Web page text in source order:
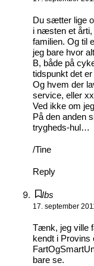
Du sætter lige
i næsten et
familien. Og til
jeg bare hvor
B, både på
tidspunkt det
Og hvem der
service, eller
Ved ikke om
På den anden
trygheds-hul…
/Tine
Reply
Ibs
17. september
Tænk, jeg ville
kendt i Provins
bare se.